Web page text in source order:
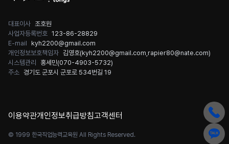
대표이사 조호원
사업자등록번호 123-86-28829
E-mail kyh2200@gmail.com
개인정보보호책임자 김영호(kyh2200@gmail.com rapier80@nate.com)
시스템관리
홍세민(070-4903-5732)
주소 경기도 군포시 군포로 534번길 19
이용약관개인정보취급방침고객센터
© 1999 한국직업능력교육원 All Rights Reserved.